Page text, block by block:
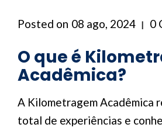
Posted on 08 ago, 2024 0
O que é
Acadêmica?
A Kilometragem Acadêmica
total de experiências e